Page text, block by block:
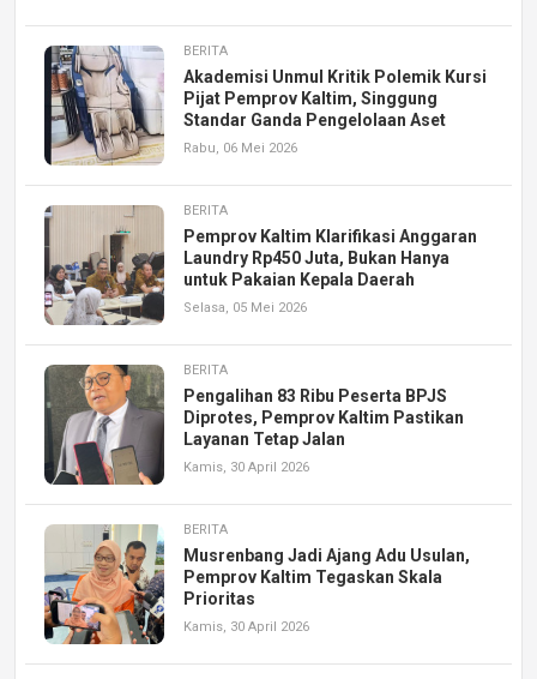
BERITA
Akademisi Unmul Kritik Polemik Kursi
Pijat Pemprov Kaltim, Singgung
Standar Ganda Pengelolaan Aset
Rabu, 06 Mei 2026
BERITA
Pemprov Kaltim Klarifikasi Anggaran
Laundry Rp450 Juta, Bukan Hanya
untuk Pakaian Kepala Daerah
Selasa, 05 Mei 2026
BERITA
Pengalihan 83 Ribu Peserta BPJS
Diprotes, Pemprov Kaltim Pastikan
Layanan Tetap Jalan
Kamis, 30 April 2026
BERITA
Musrenbang Jadi Ajang Adu Usulan,
Pemprov Kaltim Tegaskan Skala
Prioritas
Kamis, 30 April 2026